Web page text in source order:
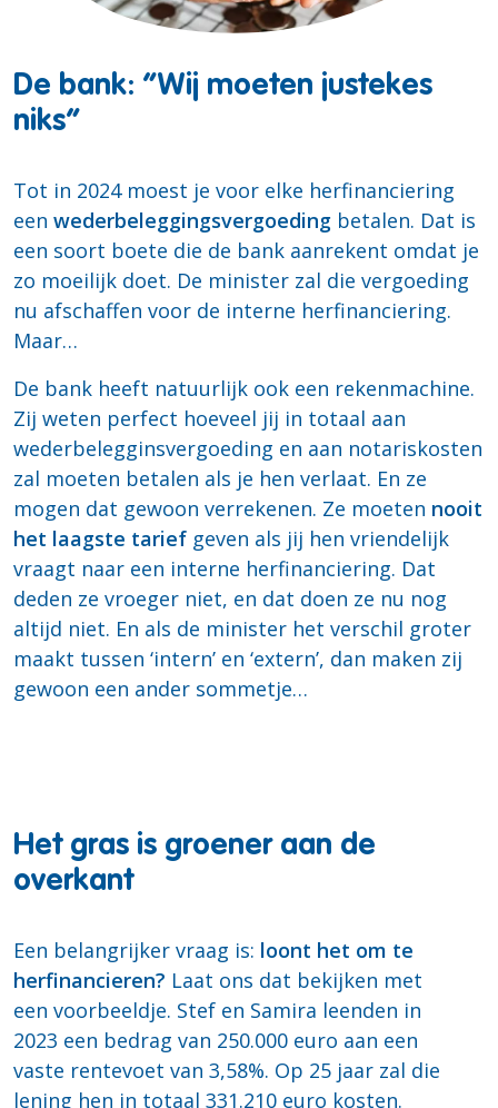
De bank: “Wij moeten justekes
niks”
Tot in 2024 moest je voor elke herfinanciering
een wederbeleggingsvergoeding betalen. Dat is
een soort boete die de bank aanrekent omdat je
zo moeilijk doet. De minister zal die vergoeding
nu afschaffen voor de interne herfinanciering.
Maar…
De bank heeft natuurlijk ook een rekenmachine.
Zij weten perfect hoeveel jij in totaal aan
wederbelegginsvergoeding en aan notariskosten
zal moeten betalen als je hen verlaat. En ze
mogen dat gewoon verrekenen. Ze moeten nooit
het laagste tarief geven als jij hen vriendelijk
vraagt naar een interne herfinanciering. Dat
deden ze vroeger niet, en dat doen ze nu nog
altijd niet. En als de minister het verschil groter
maakt tussen ‘intern’ en ‘extern’, dan maken zij
gewoon een ander sommetje…
Het gras is groener aan de
overkant
Een belangrijker vraag is: loont het om te
herfinancieren? Laat ons dat bekijken met
een voorbeeldje. Stef en Samira leenden in
2023 een bedrag van 250.000 euro aan een
vaste rentevoet van 3,58%. Op 25 jaar zal die
lening hen in totaal 331.210 euro kosten.